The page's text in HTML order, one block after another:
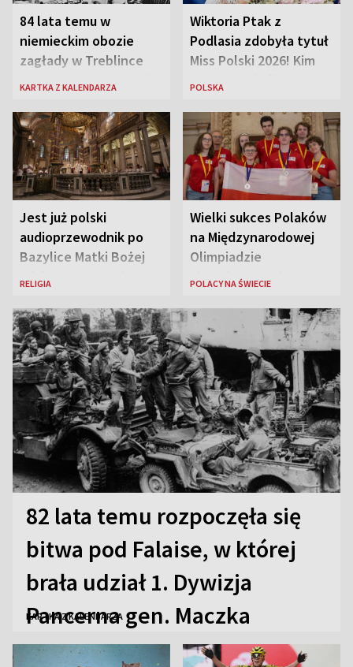
84 lata temu w
niemieckim obozie
zagłady w Treblince
KARTKA Z KALENDARZA
Wiktoria Ptak z
Podlasia zdobyła tytuł
Miss Polski 2026! Kim
POLSKA
Jest już polski
audioprzewodnik po
Bazylice Matki Bożej
Większej w Rzymie
RELIGIA
Wielki sukces Polaków
na Międzynarodowej
Olimpiadzie
Lingwistycznej
POLACY NA ŚWIECIE
82 lata temu rozpoczęła się
bitwa pod Falaise, w której
brała udział 1. Dywizja
Pancerna gen. Maczka
KARTKA Z KALENDARZA